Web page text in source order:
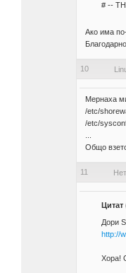
# --
Ако има
10
Мернаха
/etc/
/etc/
Общо
11
Цитат
Дори
http://
Хора!